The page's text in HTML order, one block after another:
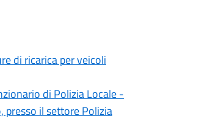
di ricarica per veicoli
di Polizia Locale -
il settore Polizia